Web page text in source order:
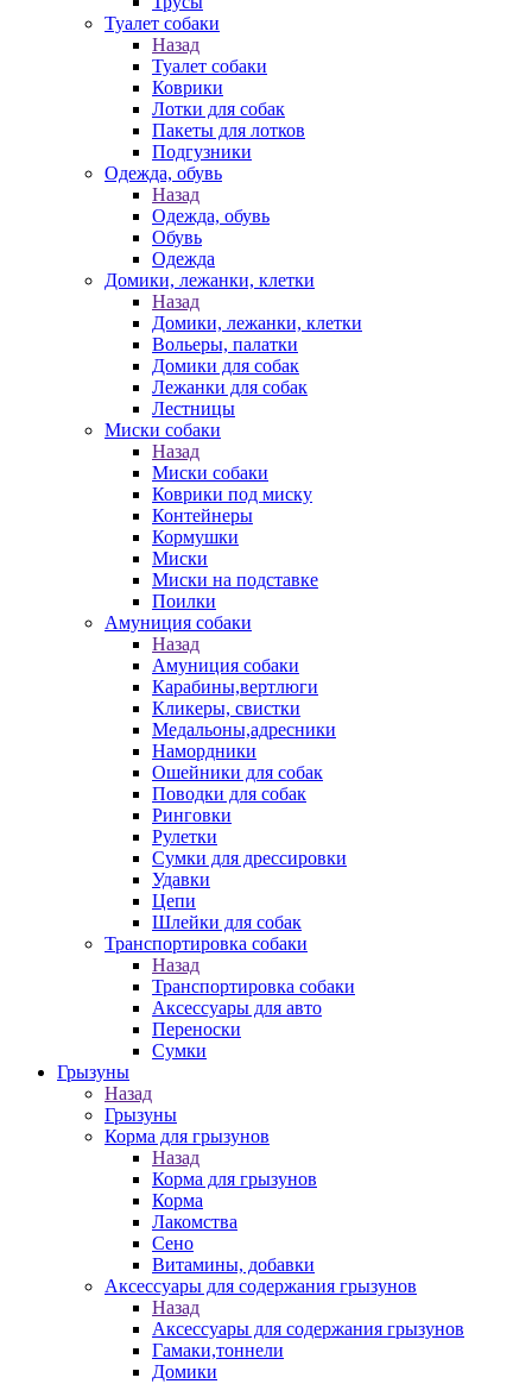
Туалет собаки
Назад
Туалет собаки
Коврики
Лотки для собак
Пакеты для лотков
Подгузники
Одежда, обувь
Назад
Одежда, обувь
Обувь
Одежда
Домики, лежанки, клетки
Назад
Домики, лежанки, клетки
Вольеры, палатки
Домики для собак
Лежанки для собак
Лестницы
Миски собаки
Назад
Миски собаки
Коврики под миску
Контейнеры
Кормушки
Миски
Миски на подставке
Поилки
Амуниция собаки
Назад
Амуниция собаки
Карабины,вертлюги
Кликеры, свистки
Медальоны,адресники
Намордники
Ошейники для собак
Поводки для собак
Ринговки
Рулетки
Сумки для дрессировки
Удавки
Цепи
Шлейки для собак
Транспортировка собаки
Назад
Транспортировка собаки
Аксессуары для авто
Переноски
Сумки
Грызуны
Назад
Грызуны
Корма для грызунов
Назад
Корма для грызунов
Корма
Лакомства
Сено
Витамины, добавки
Аксессуары для содержания грызунов
Назад
Аксессуары для содержания грызунов
Гамаки,тоннели
Домики